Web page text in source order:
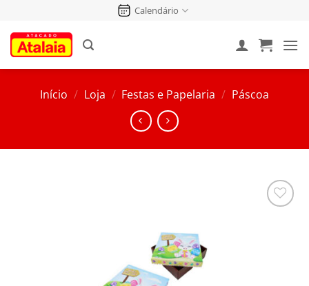
conteúdo
Calendário
Início / Loja / Festas e Papelaria / Páscoa